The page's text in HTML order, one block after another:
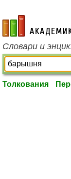
academic.ru
Словари и
Толкования